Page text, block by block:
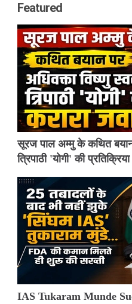
Featured
सूरज पाल अम्मु के कथित
त्रिपाठी 'योगी' की प्रतिक्रिया
IAS Tukaram Munde